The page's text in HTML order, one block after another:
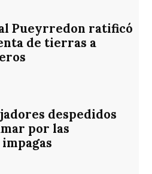
Pueyrredon ratificó
de tierras a
despedidos
por las